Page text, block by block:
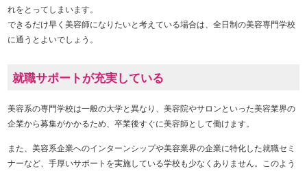
れをとってしまいます。
できるだけ早く美容師になりたいと考えている場合は、全日制の美容専門学校
に通うとよいでしょう。
就職サポートが充実している
美容系の専門学校は一般の大学と異なり、美容院やサロンといった美容業界の
企業から募集がかかるため、卒業後すぐに美容師として働けます。
また、美容系企業へのインターンシップや美容業界の企業に特化した就職セミ
ナーなど、手厚いサポートを実施している学校も少なくありません。このよう